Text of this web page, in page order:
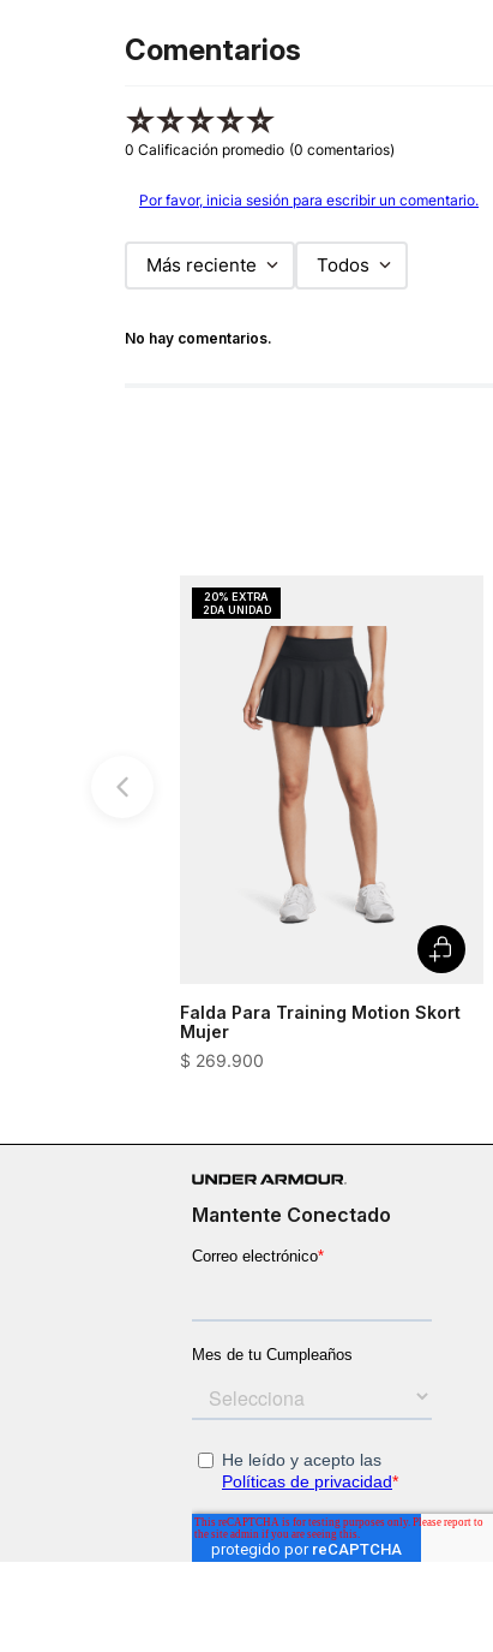
Comentarios
☆☆☆☆☆
0 Calificación promedio (0 comentarios)
Por favor, inicia sesión para escribir un comentario.
Más reciente Todos
No hay comentarios.
Falda Para Training Motion Skort
Mujer
$ 269.900
Mantente Conectado